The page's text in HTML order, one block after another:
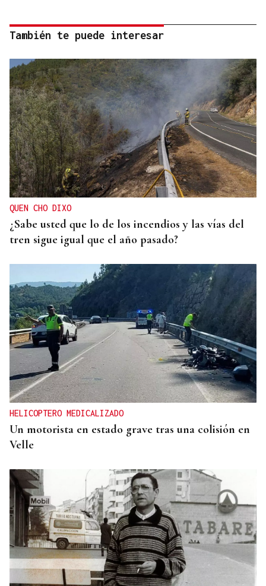
También te puede interesar
QUEN CHO DIXO
¿Sabe usted que lo de los incendios y las vías del
tren sigue igual que el año pasado?
HELICOPTERO MEDICALIZADO
Un motorista en estado grave tras una colisión en
Velle